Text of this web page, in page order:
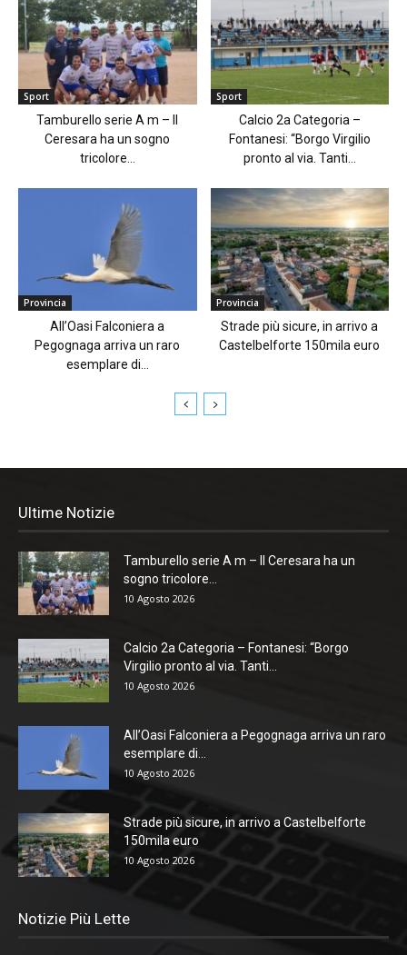
Sport
Tamburello serie A m – Il
Ceresara ha un sogno
tricolore...
Sport
Calcio 2a Categoria –
Fontanesi: “Borgo Virgilio
pronto al via. Tanti...
Provincia
All’Oasi Falconiera a
Pegognaga arriva un raro
esemplare di...
Provincia
Strade più sicure, in arrivo a
Castelbelforte 150mila euro
Ultime Notizie
Tamburello serie A m – Il Ceresara ha un
sogno tricolore...
10 Agosto 2026
Calcio 2a Categoria – Fontanesi: “Borgo
Virgilio pronto al via. Tanti...
10 Agosto 2026
All’Oasi Falconiera a Pegognaga arriva un raro
esemplare di...
10 Agosto 2026
Strade più sicure, in arrivo a Castelbelforte
150mila euro
10 Agosto 2026
Notizie Più Lette